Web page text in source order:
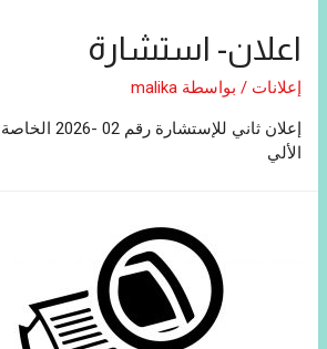
اعلان- استشارة
إعلانات / بواسطة malika
إعلان ثاني
الألي